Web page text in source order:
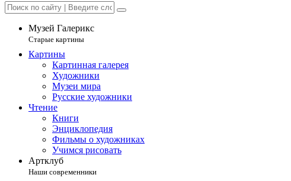
Музей Галерикс
Старые картины
Картины
Картинная галерея
Художники
Музеи мира
Русские художники
Чтение
Книги
Энциклопедия
Фильмы о художниках
Учимся рисовать
Артклуб
Наши современники